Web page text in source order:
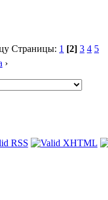
Страницы: 1 [2] 3 4 5
›